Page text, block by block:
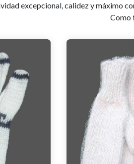
excepcional, calidez y máximo
Como